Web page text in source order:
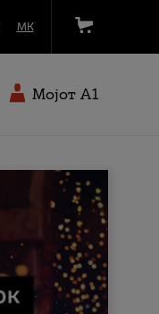
МК
Мојот A1